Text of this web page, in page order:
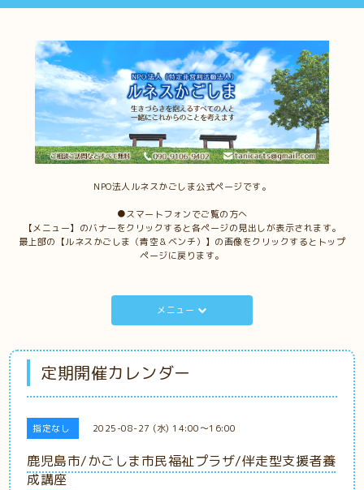
NPO法人ルネスかごしま公式ページです。
●スマートフォンでご覧の方へ
【メニュー】のバナーをクリックすると各ページの見出しが表示されます。
最上部の【ルネスかごしま（青空＆ベンチ）】の画像をクリックするとトップ
ページに戻ります。
メニュー
定期開催カレンダー
指定なし 2025-08-27 (水) 14:00～16:00
鹿児島市/かごしま市民福祉プラザ/伴走型支援者養
成講座